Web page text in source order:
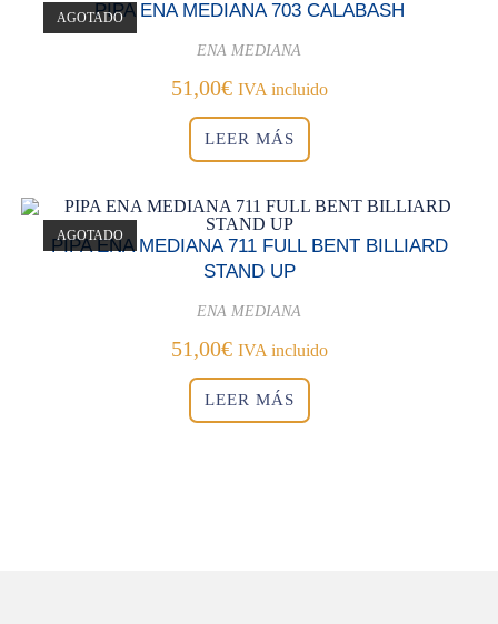
AGOTADOPIPA ENA MEDIANA 703 CALABASH
ENA MEDIANA
51,00€ IVA incluido
LEER MÁS
AGOTADO
PIPA ENA MEDIANA 711 FULL BENT BILLIARD
STAND UP
ENA MEDIANA
51,00€ IVA incluido
LEER MÁS